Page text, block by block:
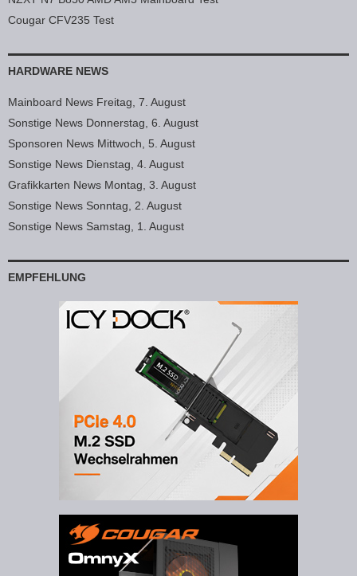
Cougar CFV235 Test
HARDWARE NEWS
Mainboard News Freitag, 7. August
Sonstige News Donnerstag, 6. August
Sponsoren News Mittwoch, 5. August
Sonstige News Dienstag, 4. August
Grafikkarten News Montag, 3. August
Sonstige News Sonntag, 2. August
Sonstige News Samstag, 1. August
EMPFEHLUNG